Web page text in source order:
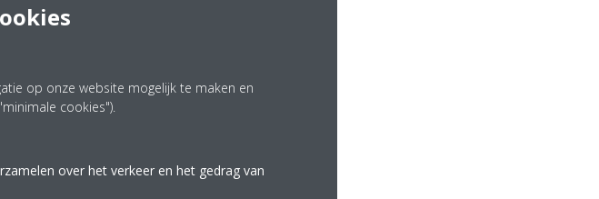
op onze website mogelijk te maken en
cookies").
over het verkeer en het gedrag van